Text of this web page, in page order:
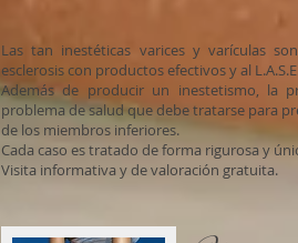
Las tan inestéticas varices y varículas
esclerosis con productos efectivos y al
Además de producir un inestetismo, la
problema de salud que debe tratarse para
de los miembros inferiores.
Cada caso es tratado de forma rigurosa y
Visita informativa y de valoración gratuita.